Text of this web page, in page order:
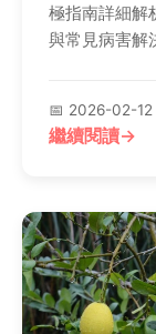
極指南詳細解
與常見病害解
📅 2026-02-12
繼續閱讀